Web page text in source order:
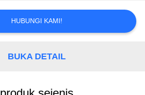
HUBUNGI KAMI!
BUKA DETAIL